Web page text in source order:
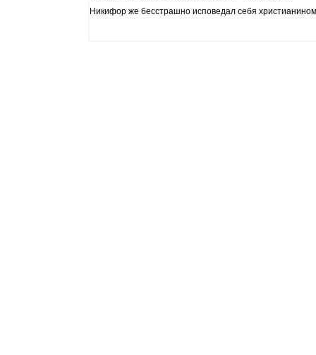
Никифор же бесстрашно исповедал себя